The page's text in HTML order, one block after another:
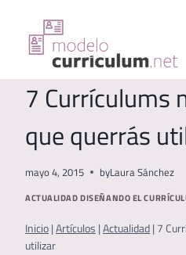
contenido
7 Currículums
que querrás
mayo 4, 2015 byLaura Sánchez
ACTUALIDADDISEÑANDO EL
Inicio | Artículos | Actualidad | 7
utilizar